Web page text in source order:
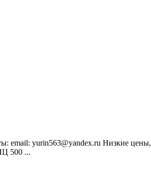
yurin563@yandex.ru Низкие
500 ...